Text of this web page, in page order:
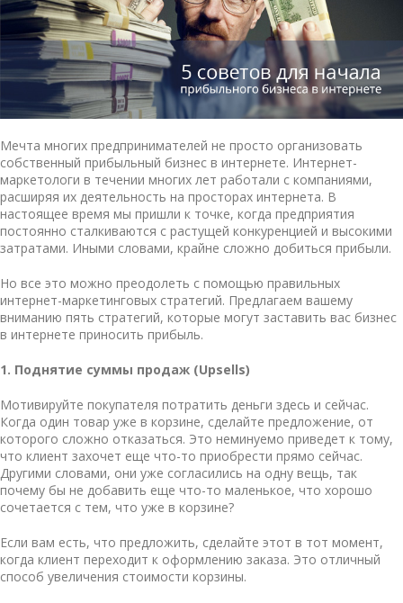
Мечта многих предпринимателей не просто организовать
собственный прибыльный бизнес в интернете. Интернет-
маркетологи в течении многих лет работали с компаниями,
расширяя их деятельность на просторах интернета. В
настоящее время мы пришли к точке, когда предприятия
постоянно сталкиваются с растущей конкуренцией и высокими
затратами. Иными словами, крайне сложно добиться прибыли.
Но все это можно преодолеть с помощью правильных
интернет-маркетинговых стратегий. Предлагаем вашему
вниманию пять стратегий, которые могут заставить вас бизнес
в интернете приносить прибыль.
1. Поднятие суммы продаж (Upsells)
Мотивируйте покупателя потратить деньги здесь и сейчас.
Когда один товар уже в корзине, сделайте предложение, от
которого сложно отказаться. Это неминуемо приведет к тому,
что клиент захочет еще что-то приобрести прямо сейчас.
Другими словами, они уже согласились на одну вещь, так
почему бы не добавить еще что-то маленькое, что хорошо
сочетается с тем, что уже в корзине?
Если вам есть, что предложить, сделайте этот в тот момент,
когда клиент переходит к оформлению заказа. Это отличный
способ увеличения стоимости корзины.